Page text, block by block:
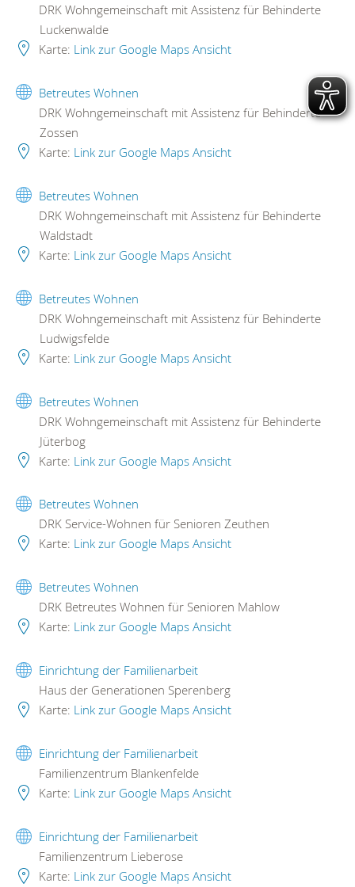
DRK Wohngemeinschaft mit Assistenz für Behinderte
Luckenwalde
Karte: Link zur Google Maps Ansicht
Betreutes Wohnen
DRK Wohngemeinschaft mit Assistenz für Behinderte
Zossen
Karte: Link zur Google Maps Ansicht
Betreutes Wohnen
DRK Wohngemeinschaft mit Assistenz für Behinderte
Waldstadt
Karte: Link zur Google Maps Ansicht
Betreutes Wohnen
DRK Wohngemeinschaft mit Assistenz für Behinderte
Ludwigsfelde
Karte: Link zur Google Maps Ansicht
Betreutes Wohnen
DRK Wohngemeinschaft mit Assistenz für Behinderte
Jüterbog
Karte: Link zur Google Maps Ansicht
Betreutes Wohnen
DRK Service-Wohnen für Senioren Zeuthen
Karte: Link zur Google Maps Ansicht
Betreutes Wohnen
DRK Betreutes Wohnen für Senioren Mahlow
Karte: Link zur Google Maps Ansicht
Einrichtung der Familienarbeit
Haus der Generationen Sperenberg
Karte: Link zur Google Maps Ansicht
Einrichtung der Familienarbeit
Familienzentrum Blankenfelde
Karte: Link zur Google Maps Ansicht
Einrichtung der Familienarbeit
Familienzentrum Lieberose
Karte: Link zur Google Maps Ansicht